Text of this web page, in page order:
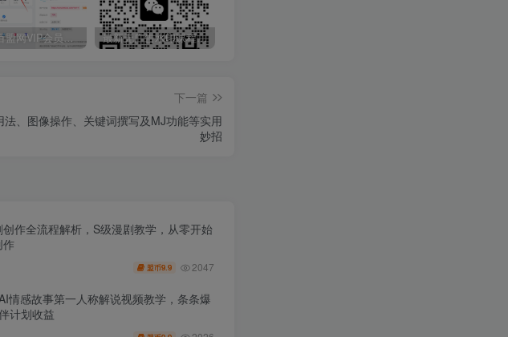
最新无广告水印课程资源 长期更新
下一篇
、图像操作、关键词撰写及MJ功能等实用
妙招
作全流程解析，S级漫剧教学，从零开始
作
盟币9.9 2047
情感故事第一人称解说视频教学，条条爆
计划收益